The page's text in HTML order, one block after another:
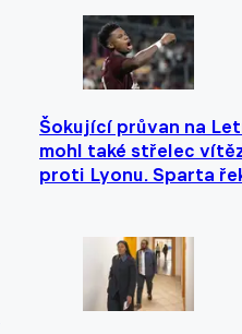
Šokující průvan na
mohl také střelec
proti Lyonu. Sparta